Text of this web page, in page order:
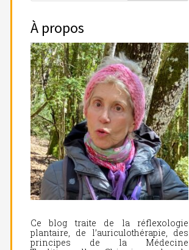
À propos
Ce blog traite de la réflexologie
plantaire, de l’auriculothérapie, des
principes de la Médecine